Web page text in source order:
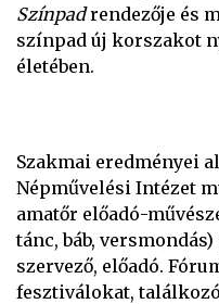
Színpadrendezője és
színpad új korszakot
életében.
Szakmai eredményei
Népművelési Intézet
amatőr előadó-
tánc, báb,
szervező, előadó.
fesztiválokat,